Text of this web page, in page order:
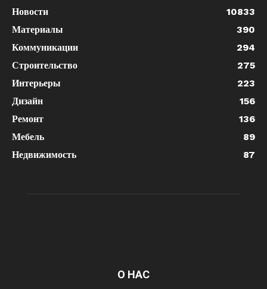
Новости
10833
Материалы
390
Коммуникации
294
Строительство
275
Интерьеры
223
Дизайн
156
Ремонт
136
Мебель
89
Недвижимость
87
О НАС